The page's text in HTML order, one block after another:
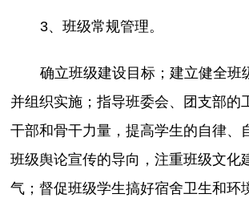
3、班级常规管理。
确立班级建设目标；建立健全班
并组织实施；指导班委会、团支部的
干部和骨干力量，提高学生的自律、
班级舆论宣传的导向，注重班级文化
气；督促班级学生搞好宿舍卫生和环